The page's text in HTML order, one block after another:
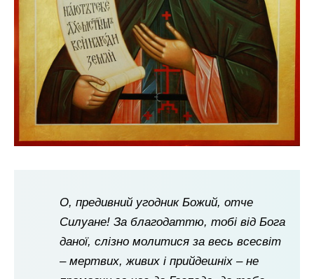
О, предивний угодник Божий, отче
Силуане! За благодаттю, тобі від Бога
даної, слізно молитися за весь всесвіт
– мертвих, живих і прийдешніх – не